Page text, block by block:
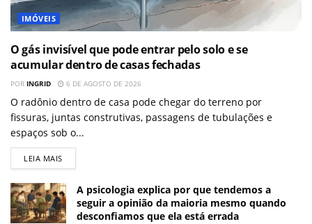
IMÓVEIS
O gás invisível que pode entrar pelo solo e se
acumular dentro de casas fechadas
POR INGRID 6 DE AGOSTO DE 2026
O radônio dentro de casa pode chegar do terreno por
fissuras, juntas construtivas, passagens de tubulações e
espaços sob o...
LEIA MAIS
A psicologia explica por que tendemos a
seguir a opinião da maioria mesmo quando
desconfiamos que ela está errada